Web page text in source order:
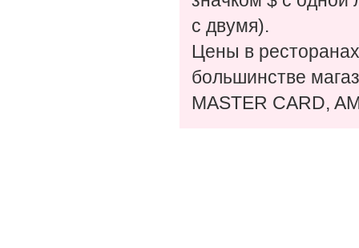
с двумя).
Цены в
большинстве
MASTER CARD,